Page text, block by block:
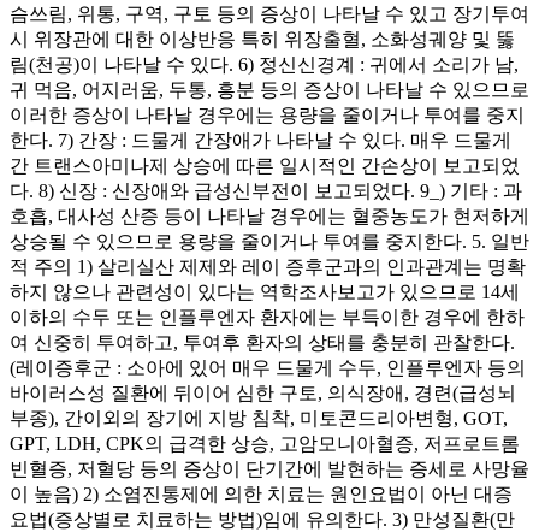
슴쓰림, 위통, 구역, 구토 등의 증상이 나타날 수 있고 장기투여
시 위장관에 대한 이상반응 특히 위장출혈, 소화성궤양 및 뚫
림(천공)이 나타날 수 있다. 6) 정신신경계 : 귀에서 소리가 남,
귀 먹음, 어지러움, 두통, 흥분 등의 증상이 나타날 수 있으므로
이러한 증상이 나타날 경우에는 용량을 줄이거나 투여를 중지
한다. 7) 간장 : 드물게 간장애가 나타날 수 있다. 매우 드물게
간 트랜스아미나제 상승에 따른 일시적인 간손상이 보고되었
다. 8) 신장 : 신장애와 급성신부전이 보고되었다. 9_) 기타 : 과
호흡, 대사성 산증 등이 나타날 경우에는 혈중농도가 현저하게
상승될 수 있으므로 용량을 줄이거나 투여를 중지한다. 5. 일반
적 주의 1) 살리실산 제제와 레이 증후군과의 인과관계는 명확
하지 않으나 관련성이 있다는 역학조사보고가 있으므로 14세
이하의 수두 또는 인플루엔자 환자에는 부득이한 경우에 한하
여 신중히 투여하고, 투여후 환자의 상태를 충분히 관찰한다.
(레이증후군 : 소아에 있어 매우 드물게 수두, 인플루엔자 등의
바이러스성 질환에 뒤이어 심한 구토, 의식장애, 경련(급성뇌
부종), 간이외의 장기에 지방 침착, 미토콘드리아변형, GOT,
GPT, LDH, CPK의 급격한 상승, 고암모니아혈증, 저프로트롬
빈혈증, 저혈당 등의 증상이 단기간에 발현하는 증세로 사망율
이 높음) 2) 소염진통제에 의한 치료는 원인요법이 아닌 대증
요법(증상별로 치료하는 방법)임에 유의한다. 3) 만성질환(만